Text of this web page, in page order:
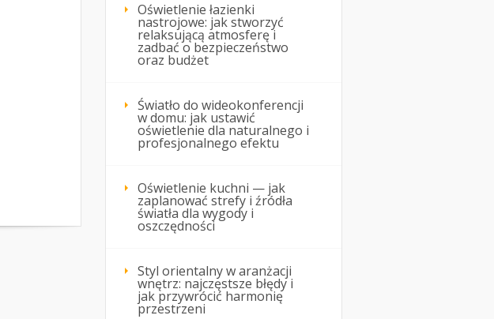
Oświetlenie łazienki
nastrojowe: jak stworzyć
relaksującą atmosferę i
zadbać o bezpieczeństwo
oraz budżet
Światło do wideokonferencji
w domu: jak ustawić
oświetlenie dla naturalnego i
profesjonalnego efektu
Oświetlenie kuchni — jak
zaplanować strefy i źródła
światła dla wygody i
oszczędności
Styl orientalny w aranżacji
wnętrz: najczęstsze błędy i
jak przywrócić harmonię
przestrzeni